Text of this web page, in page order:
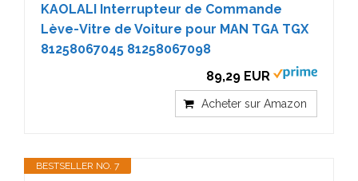
KAOLALI Interrupteur de Commande
Lève-Vitre de Voiture pour MAN TGA TGX
81258067045 81258067098
89,29 EUR
Acheter sur Amazon
BESTSELLER NO. 7